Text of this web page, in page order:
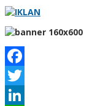
Facebook
Twitter